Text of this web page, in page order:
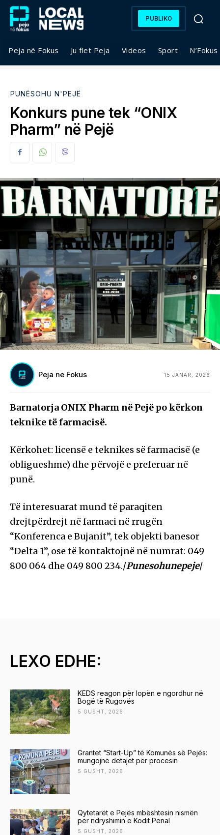
PUBLIKO
Peja në Fokus Ju flet Peja Videos Sport
PUNËSOHU N'PEJË
Konkurs pune tek “ONIX
Pharm” në Pejë
Peja ne Fokus 15 JANAR, 2026
Barnatorja ONIX Pharm në Pejë po kërkon
teknike të farmacisë.
Kërkohet: licensë e teknikes së farmacisë (e
obligueshme) dhe përvojë e preferuar në
punë.
Të interesuarat mund të paraqiten
drejtpërdrejt në farmaci në rrugën
“Konferenca e Bujanit”, tek objekti banesor
“Delta 1”, ose të kontaktojnë në numrat: 049
800 064 dhe 049 800 234./Punesohunepeje/
LEXO EDHE:
KEDS reagon për lopën e ngordhur në
Bogë të Rugovës
5 GUSHT, 2026
Grantet “Start-Up” të Komunës së Pejës:
mungojnë detajet për procesin
5 GUSHT, 2026
Qytetarët e Pejës mbështesin nismën
për ndryshimin e Kodit Penal
5 GUSHT, 2026